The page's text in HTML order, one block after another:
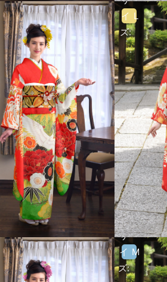
イ
ズ:
L
サ
イ
ズ:
M